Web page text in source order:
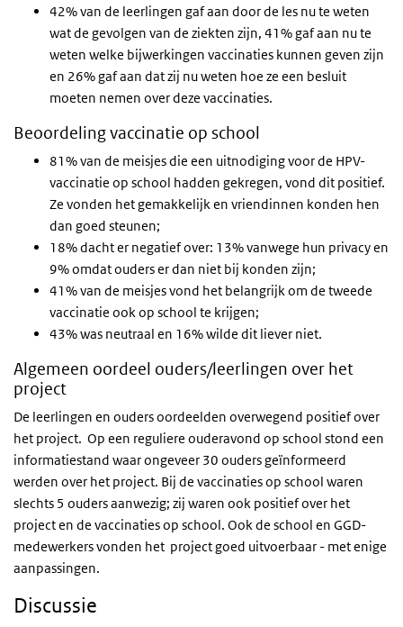
42% van de leerlingen gaf aan door de les nu te weten
wat de gevolgen van de ziekten zijn, 41% gaf aan nu te
weten welke bijwerkingen vaccinaties kunnen geven zijn
en 26% gaf aan dat zij nu weten hoe ze een besluit
moeten nemen over deze vaccinaties.
Beoordeling vaccinatie op school
81% van de meisjes die een uitnodiging voor de HPV-
vaccinatie op school hadden gekregen, vond dit positief.
Ze vonden het gemakkelijk en vriendinnen konden hen
dan goed steunen;
18% dacht er negatief over: 13% vanwege hun privacy en
9% omdat ouders er dan niet bij konden zijn;
41% van de meisjes vond het belangrijk om de tweede
vaccinatie ook op school te krijgen;
43% was neutraal en 16% wilde dit liever niet.
Algemeen oordeel ouders/leerlingen over het
project
De leerlingen en ouders oordeelden overwegend positief over
het project. Op een reguliere ouderavond op school stond een
informatiestand waar ongeveer 30 ouders geïnformeerd
werden over het project. Bij de vaccinaties op school waren
slechts 5 ouders aanwezig; zij waren ook positief over het
project en de vaccinaties op school. Ook de school en GGD-
medewerkers vonden het project goed uitvoerbaar - met enige
aanpassingen.
Discussie